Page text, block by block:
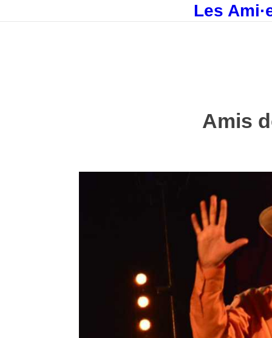
Les
Amis